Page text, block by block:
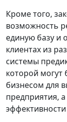
Кроме того,
возможность
единую базу и
клиентах из
системы
которой
бизнесом для
предприятия,